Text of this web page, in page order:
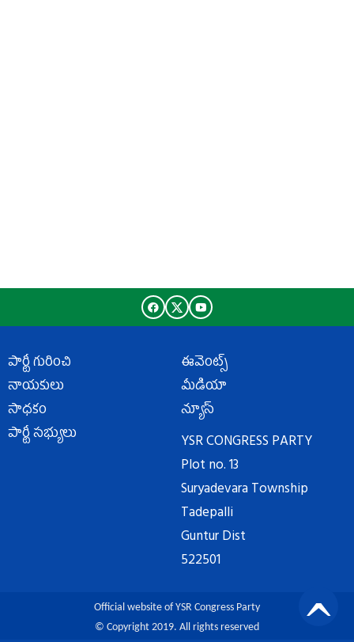
పార్టీ గురించి
నాయకులు
సాధకం
పార్టీ సభ్యులు
ఈవెంట్స్
మీడియా
న్యూస్
YSR CONGRESS PARTY
Plot no. 13
Suryadevara Township
Tadepalli
Guntur Dist
522501
Official website of YSR Congress Party
© Copyright 2019. All rights reserved